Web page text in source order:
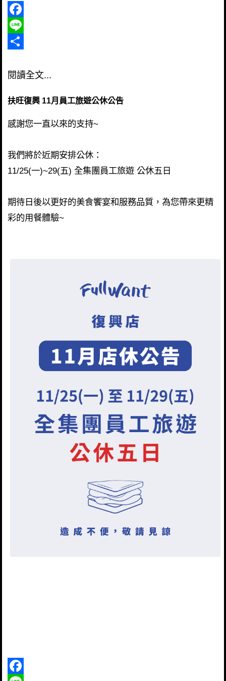
Facebook
Line
閱讀全文...
扶旺復興 ​11月員工旅遊公休公告
感謝您一直以來的支持~
我們將於近期安排公休：
11/25(一)~29(五) 全集團員工旅遊 公休五日
期待日後以更好的美食饗宴和服務品質，為您帶來更精
彩的用餐體驗~